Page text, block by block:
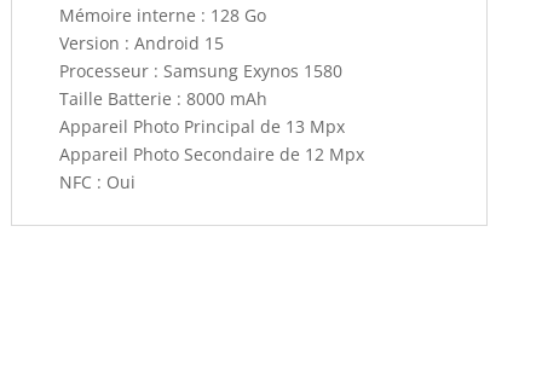
Mémoire interne : 128 Go
Version : Android 15
Processeur : Samsung Exynos 1580
Taille Batterie : 8000 mAh
Appareil Photo Principal de 13 Mpx
Appareil Photo Secondaire de 12 Mpx
NFC : Oui